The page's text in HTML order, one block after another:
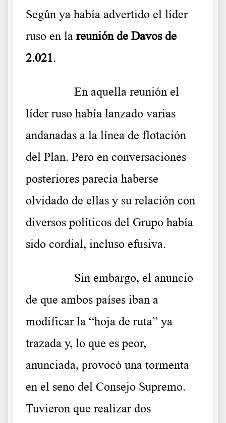
Según ya había advertido el líder
ruso en la reunión de Davos de
2.021.
En aquella reunión el
líder ruso había lanzado varias
andanadas a la línea de flotación
del Plan. Pero en conversaciones
posteriores parecía haberse
olvidado de ellas y su relación con
diversos políticos del Grupo había
sido cordial, incluso efusiva.
Sin embargo, el anuncio
de que ambos países iban a
modificar la “hoja de ruta” ya
trazada y, lo que es peor,
anunciada, provocó una tormenta
en el seno del Consejo Supremo.
Tuvieron que realizar dos